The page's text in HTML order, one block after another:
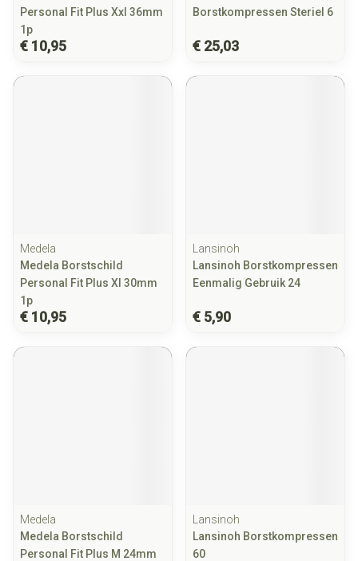
Personal Fit Plus Xxl 36mm
1p
€ 10,95
Borstkompressen Steriel 6
€ 25,03
Medela
Medela Borstschild
Personal Fit Plus Xl 30mm
1p
€ 10,95
Lansinoh
Lansinoh Borstkompressen
Eenmalig Gebruik 24
€ 5,90
Medela
Medela Borstschild
Personal Fit Plus M 24mm
Lansinoh
Lansinoh Borstkompressen
60